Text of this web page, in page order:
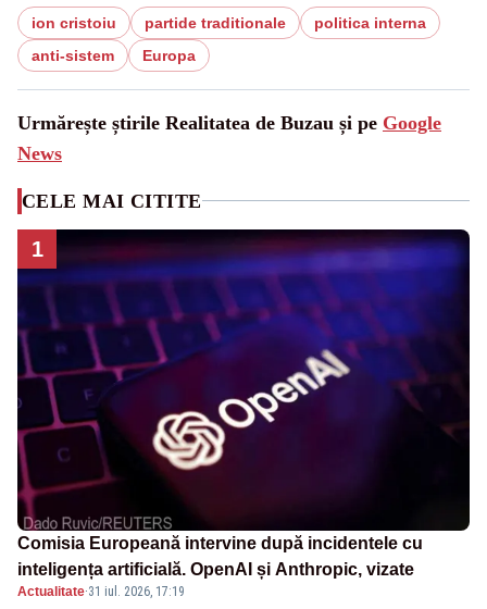
ion cristoiu partide traditionale
politica interna
anti-sistem
Europa
Urmărește știrile Realitatea de Buzau și pe Google
News
CELE MAI CITITE
1
Comisia Europeană intervine după incidentele cu
inteligența artificială. OpenAI și Anthropic, vizate
Actualitate·31 iul. 2026, 17:19